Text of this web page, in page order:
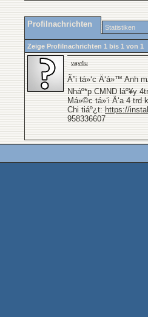
Profilnachrichten Statistiken
Zeige Profilnachrichten 1 bis 1 von 1
vay4u
Ã”i tá»‘c Ä‘á»™ Anh
Nháº*p CMND láº¥y
Má»©c tá»‘i Ä‘a 4 trd
Chi tiáº¿t: https://
958336607